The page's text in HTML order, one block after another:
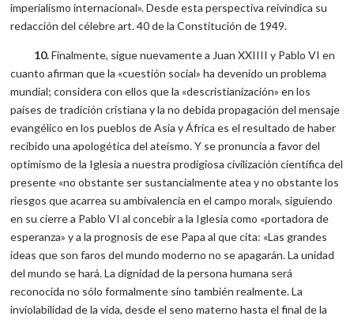
imperialismo internacional». Desde esta perspectiva reivindica su
redacción del célebre art. 40 de la Constitución de 1949.
10.Finalmente, sigue nuevamente a Juan XXIIII y Pablo VI en
cuanto afirman que la «cuestión social» ha devenido un problema
mundial; considera con ellos que la «descristianización» en los
países de tradición cristiana y la no debida propagación del mensaje
evangélico en los pueblos de Asia y África es el resultado de haber
recibido una apologética del ateísmo. Y se pronuncia a favor del
optimismo de la Iglesia a nuestra prodigiosa civilización científica del
presente «no obstante ser sustancialmente atea y no obstante los
riesgos que acarrea su ambivalencia en el campo moral», siguiendo
en su cierre a Pablo VI al concebir a la Iglesia como «portadora de
esperanza» y a la prognosis de ese Papa al que cita: «Las grandes
ideas que son faros del mundo moderno no se apagarán. La unidad
del mundo se hará. La dignidad de la persona humana será
reconocida no sólo formalmente sino también realmente. La
inviolabilidad de la vida, desde el seno materno hasta el final de la